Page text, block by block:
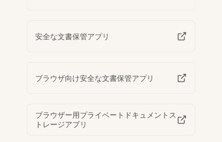
安全な文書保管アプリ
ブラウザ向け安全な文書保管アプリ
ブラウザー用プライベートドキュメントス
トレージアプリ